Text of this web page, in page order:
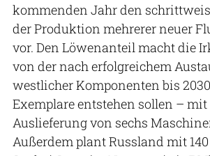
kommenden Jahr den
der Produktion mehrerer neuer
vor. Den Löwenanteil macht die
von der nach erfolgreichem
westlicher Komponenten bis
Exemplare entstehen sollen –
Auslieferung von sechs
Außerdem plant Russland mit